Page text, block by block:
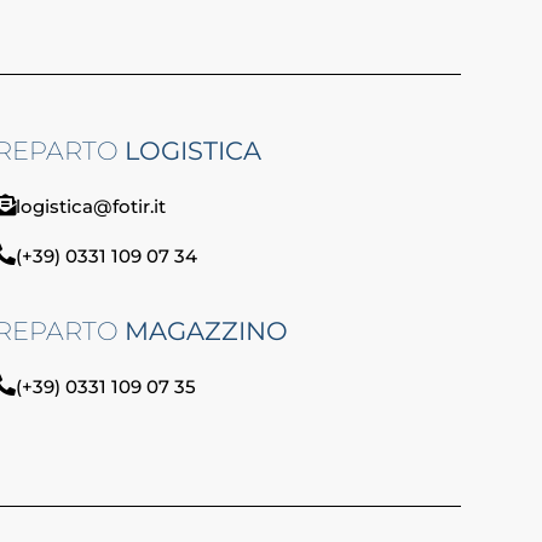
LOGISTICA
logistica@fotir.it
(+39) 0331 109 07 34
MAGAZZINO
(+39) 0331 109 07 35